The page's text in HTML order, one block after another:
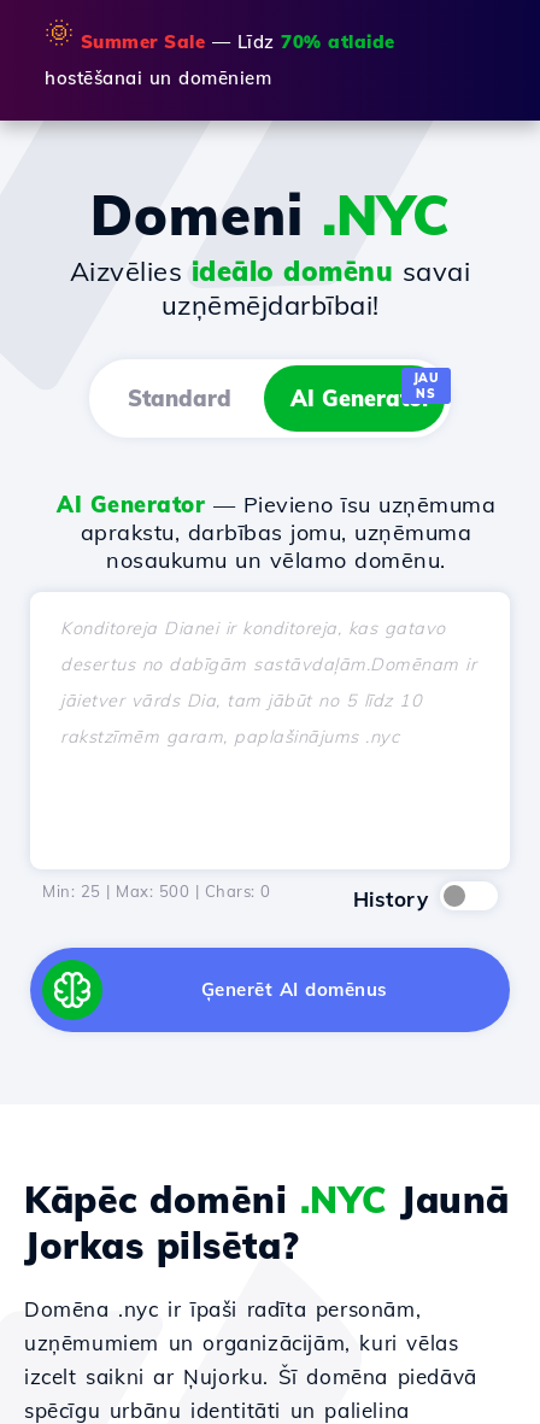
🌞 Summer Sale — Līdz 70% atlaide
hostēšanai un domēniem
Domeni .NYC
Aizvēlies ideālo domēnu savai
uzņēmējdarbībai!
Standard AI Generator
JAU
NS
AI Generator — Pievieno īsu uzņēmuma
aprakstu, darbības jomu, uzņēmuma
nosaukumu un vēlamo domēnu.
Min: 25 | Max: 500 | Chars: 0 History
Ģenerēt AI domēnus
Kāpēc domēni .NYC Jaunā
Jorkas pilsēta?
Domēna .nyc ir īpaši radīta personām,
uzņēmumiem un organizācijām, kuri vēlas
izcelt saikni ar Ņujorku. Šī domēna piedāvā
spēcīgu urbānu identitāti un palielina